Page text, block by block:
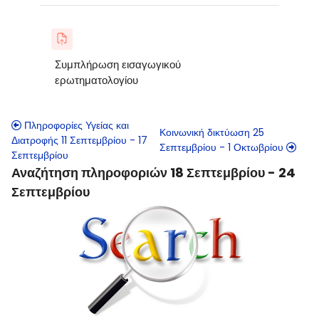
Συμπλήρωση εισαγωγικού
ερωτηματολογίου
Πληροφορίες Υγείας και
Διατροφής 11 Σεπτεμβρίου - 17
Σεπτεμβρίου
Κοινωνική δικτύωση 25
Σεπτεμβρίου - 1 Οκτωβρίου
Αναζήτηση πληροφοριών 18 Σεπτεμβρίου - 24
Σεπτεμβρίου